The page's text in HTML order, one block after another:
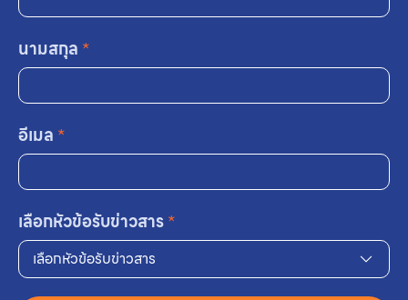
นามสกุล *
อีเมล *
เลือกหัวข้อรับข่าวสาร*
เลือกหัวข้อรับข่าวสาร